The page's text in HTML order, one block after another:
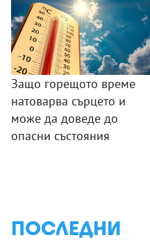
Защо горещото време
натоварва сърцето и
може да доведе до
опасни състояния
ПОСЛЕДНИ